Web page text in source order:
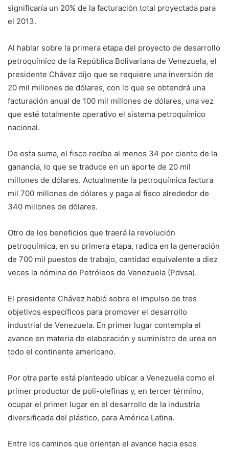
significaría un 20% de la facturación total proyectada para
el 2013.
Al hablar sobre la primera etapa del proyecto de desarrollo
petroquímico de la República Bolivariana de Venezuela, el
presidente Chávez dijo que se requiere una inversión de
20 mil millones de dólares, con lo que se obtendrá una
facturación anual de 100 mil millones de dólares, una vez
que esté totalmente operativo el sistema petroquímico
nacional.
De esta suma, el fisco recibe al menos 34 por ciento de la
ganancia, lo que se traduce en un aporte de 20 mil
millones de dólares. Actualmente la petroquímica factura
mil 700 millones de dólares y paga al fisco alrededor de
340 millones de dólares.
Otro de los beneficios que traerá la revolución
petroquímica, en su primera etapa, radica en la generación
de 700 mil puestos de trabajo, cantidad equivalente a diez
veces la nómina de Petróleos de Venezuela (Pdvsa).
El presidente Chávez habló sobre el impulso de tres
objetivos específicos para promover el desarrollo
industrial de Venezuela. En primer lugar contempla el
avance en materia de elaboración y suministro de urea en
todo el continente americano.
Por otra parte está planteado ubicar a Venezuela como el
primer productor de poli-olefinas y, en tercer término,
ocupar el primer lugar en el desarrollo de la industria
diversificada del plástico, para América Latina.
Entre los caminos que orientan el avance hacia esos